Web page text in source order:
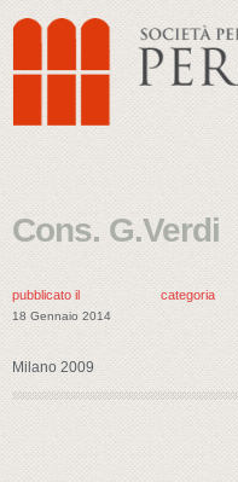
Cons. G.Verdi
pubblicato il
18 Gennaio 2014
categoria
Milano 2009